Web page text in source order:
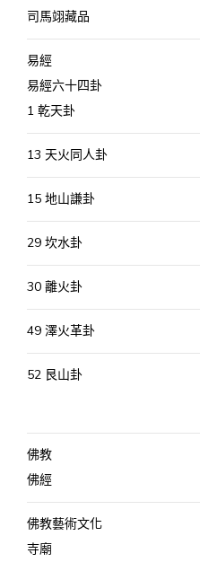
司馬翊藏品
易經
易經六十四卦
1 乾天卦
13 天火同人卦
15 地山謙卦
29 坎水卦
30 離火卦
49 澤火革卦
52 艮山卦
佛教
佛經
佛教藝術文化
寺廟